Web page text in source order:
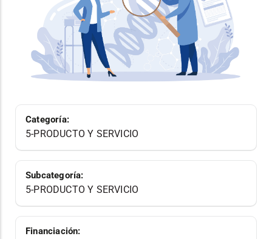
Categoría:
5-PRODUCTO Y SERVICIO
Subcategoría:
5-PRODUCTO Y SERVICIO
Financiación: